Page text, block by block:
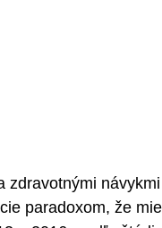
zdravotnými
paradoxom, že